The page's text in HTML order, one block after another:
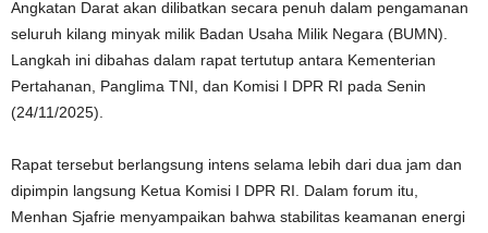
Angkatan Darat akan dilibatkan secara penuh dalam pengamanan
seluruh kilang minyak milik Badan Usaha Milik Negara (BUMN).
Langkah ini dibahas dalam rapat tertutup antara Kementerian
Pertahanan, Panglima TNI, dan Komisi I DPR RI pada Senin
(24/11/2025).
Rapat tersebut berlangsung intens selama lebih dari dua jam dan
dipimpin langsung Ketua Komisi I DPR RI. Dalam forum itu,
Menhan Sjafrie menyampaikan bahwa stabilitas keamanan energi